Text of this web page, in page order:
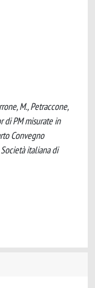
M., Petraccone,
di PM misurate in
Convegno
italiana di